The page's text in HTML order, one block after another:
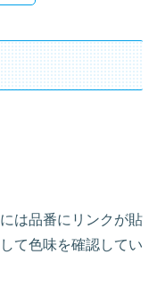
は品番にリンクが貼
て色味を確認してい